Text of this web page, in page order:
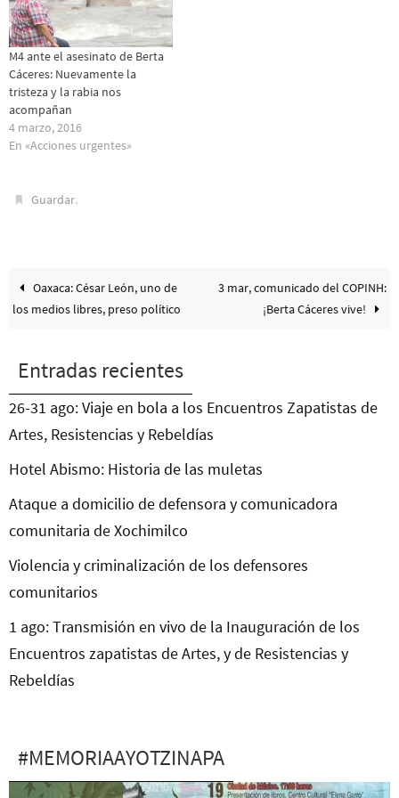
M4 ante el asesinato de Berta
Cáceres: Nuevamente la
tristeza y la rabia nos
acompañan
4 marzo, 2016
En «Acciones urgentes»
Guardar.
Oaxaca: César León, uno de
los medios libres, preso político
3 mar, comunicado del COPINH:
¡Berta Cáceres vive!
Entradas recientes
26-31 ago: Viaje en bola a los Encuentros Zapatistas de
Artes, Resistencias y Rebeldías
Hotel Abismo: Historia de las muletas
Ataque a domicilio de defensora y comunicadora
comunitaria de Xochimilco
Violencia y criminalización de los defensores
comunitarios
1 ago: Transmisión en vivo de la Inauguración de los
Encuentros zapatistas de Artes, y de Resistencias y
Rebeldías
#MEMORIAAYOTZINAPA